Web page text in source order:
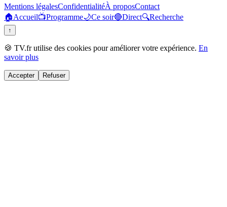
Mentions légalesConfidentialitéÀ proposContact
🏠Accueil📺Programme🌙Ce soir🔴Direct🔍Recherche
↑
🍪 TV.fr utilise des cookies pour améliorer votre expérience. En
savoir plus
Accepter Refuser